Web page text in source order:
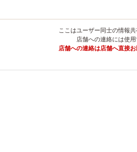
ここはユーザー同士の情報共
店舗への連絡には使用
店舗への連絡は店舗へ直接お